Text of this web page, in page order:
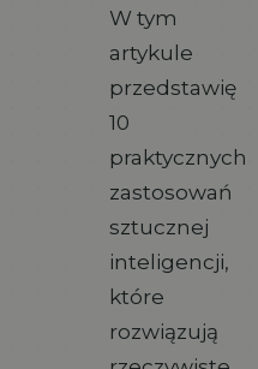
W tym
artykule
przedstawię
10
praktycznych
zastosowań
sztucznej
inteligencji,
które
rozwiązują